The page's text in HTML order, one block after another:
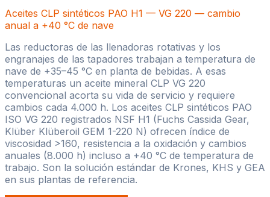
Aceites CLP sintéticos PAO H1 — VG 220 — cambio
anual a +40 °C de nave
Las reductoras de las llenadoras rotativas y los
engranajes de las tapadores trabajan a temperatura de
nave de +35–45 °C en planta de bebidas. A esas
temperaturas un aceite mineral CLP VG 220
convencional acorta su vida de servicio y requiere
cambios cada 4.000 h. Los aceites CLP sintéticos PAO
ISO VG 220 registrados NSF H1 (Fuchs Cassida Gear,
Klüber Klüberoil GEM 1-220 N) ofrecen índice de
viscosidad >160, resistencia a la oxidación y cambios
anuales (8.000 h) incluso a +40 °C de temperatura de
trabajo. Son la solución estándar de Krones, KHS y GEA
en sus plantas de referencia.